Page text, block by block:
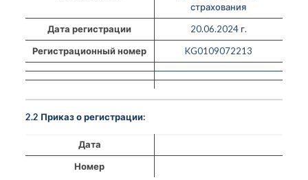
страхования
Дата регистрации
20.06.2024 г.
Регистрационный номер
KG0109072213
2.2 Приказ о регистрации:
Дата
Номер